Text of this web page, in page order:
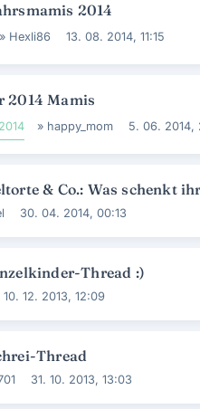
2014
» Hexli86 13. 08. 2014, 11:15
2014 Mamis
2014 » happy_mom 5. 06. 2014,
& Co.: Was schenkt
30. 04. 2014, 00:13
Thread :)
10. 12. 2013, 12:09
Thread
31. 10. 2013, 13:03